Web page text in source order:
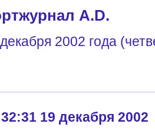
A.D.
2002 года
19 декабря 2002